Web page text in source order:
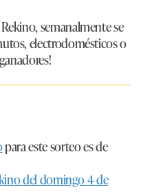
semanalmente se
electrodomésticos o
para este sorteo es de
del domingo 4 de